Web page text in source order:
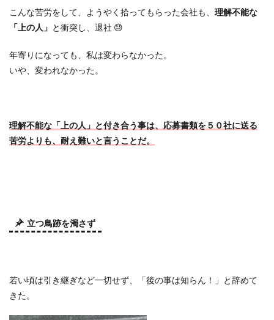
こんな苦労をして、ようやく拾ってもらった会社も、 理解不能な
「上の人」 と衝突し、退社 😓
年寄りになっても、私は変わらなかった。
いや、変われなかった。
理解不能な「上の人」と付き合う事は、応募書類を５０社に送る
苦労よりも、耐え難いと言うことだ。
立つ鳥跡を濁さず
若い頃は引き継ぎなど一切せず、「後の事は知らん！」と辞めて
きた。